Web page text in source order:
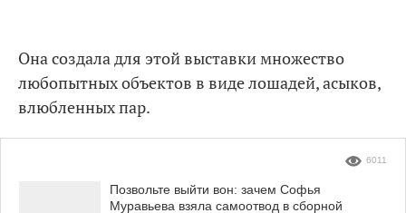
Она создала для этой выставки множество
любопытных объектов в виде лошадей, асыков,
влюбленных пар.
Позвольте выйти вон: зачем Софья
Муравьева взяла самоотвод в сборной
6011